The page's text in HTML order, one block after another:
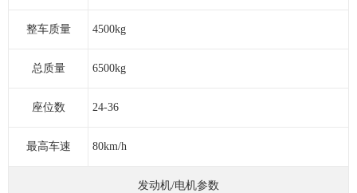
整车质量 4500kg
总质量 6500kg
座位数 24-36
最高车速 80km/h
发动机/电机参数